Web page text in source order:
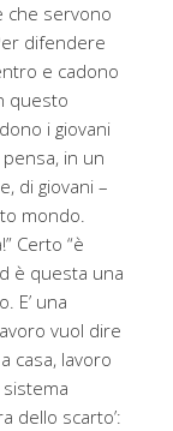
che servono
difendere
e cadono
questo
i giovani
in un
di giovani –
mondo.
Certo “è
è questa una
E’ una
vuol dire
casa, lavoro
dello scarto’: